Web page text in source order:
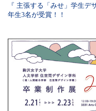
『 主張する「みせ」学生
年生3名が受賞！！